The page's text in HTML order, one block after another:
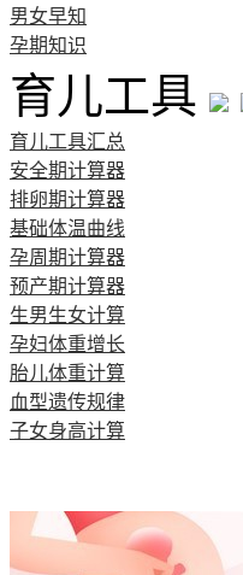
男女早知
孕期知识
育儿工具
育儿工具汇总
安全期计算器
排卵期计算器
基础体温曲线
孕周期计算器
预产期计算器
生男生女计算
孕妇体重增长
胎儿体重计算
血型遗传规律
子女身高计算